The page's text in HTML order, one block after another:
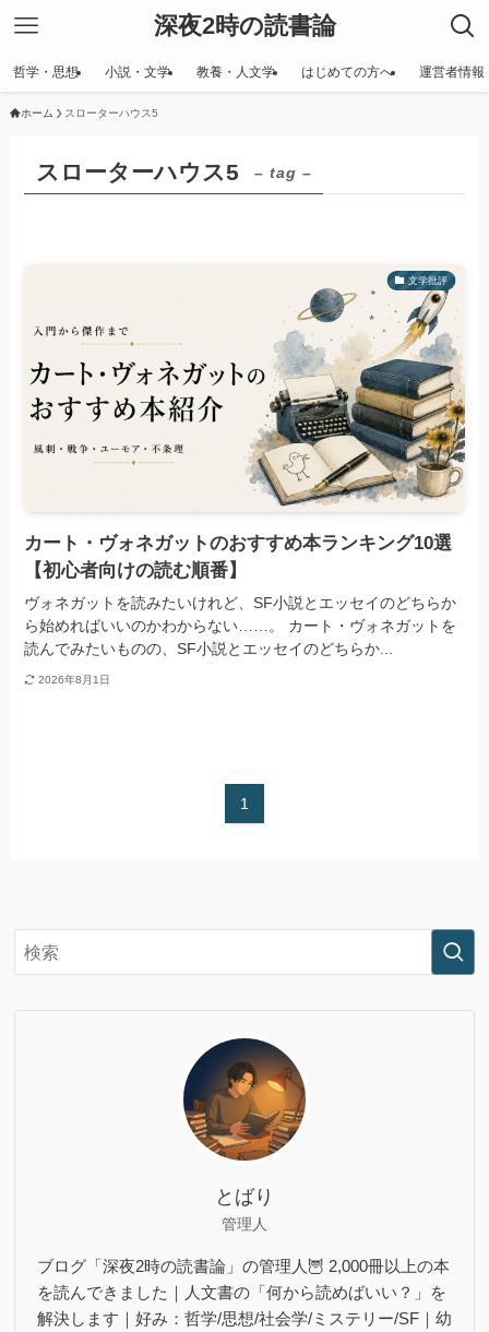
深夜2時の読書論
哲学・思想 小説・文学 教養・人文学 はじめての方へ 運営者情報
ホーム スローターハウス5
スローターハウス5 – tag –
文学批評
カート・ヴォネガットのおすすめ本ランキング10選
【初心者向けの読む順番】
ヴォネガットを読みたいけれど、SF小説とエッセイのどちらか
ら始めればいいのかわからない……。 カート・ヴォネガットを
読んでみたいものの、SF小説とエッセイのどちらか...
2026年8月1日
1
とばり
管理人
ブログ「深夜2時の読書論」の管理人🦉 2,000冊以上の本
を読んできました｜人文書の「何から読めばいい？」を
解決します｜好み：哲学/思想/社会学/ミステリー/SF｜幼